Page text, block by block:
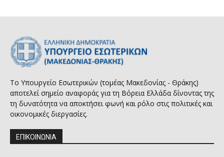
Το Υπουργείο Εσωτερικών (τομέας Μακεδονίας - Θράκης)
αποτελεί σημείο αναφοράς για τη Βόρεια Ελλάδα δίνοντας της
τη δυνατότητα να αποκτήσει φωνή και ρόλο στις πολιτικές και
οικονομικές διεργασίες.
ΕΠΙΚΟΙΝΩΝΙΑ